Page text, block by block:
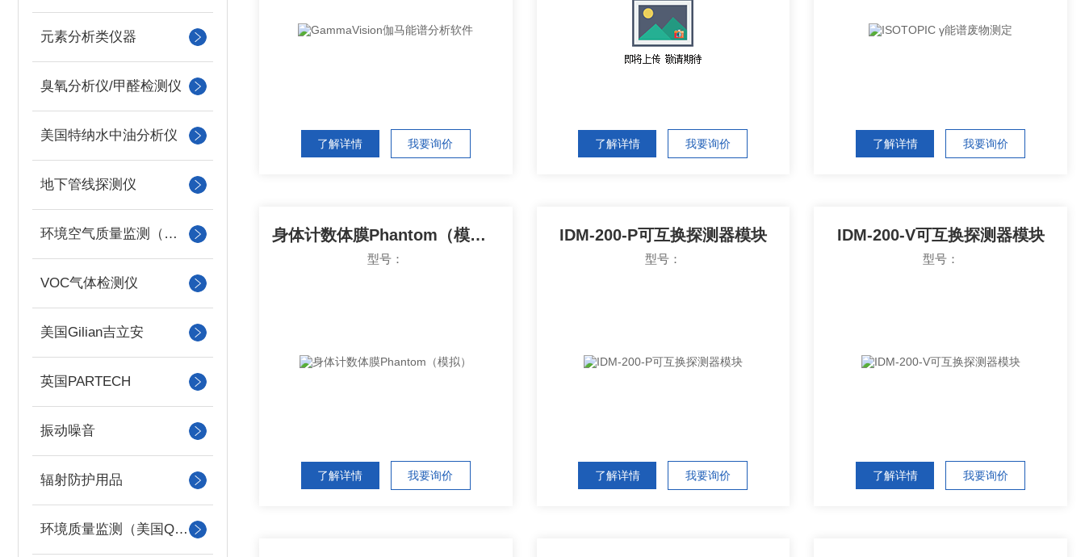
元素分析类仪器
臭氧分析仪/甲醛检测仪
美国特纳水中油分析仪
地下管线探测仪
环境空气质量监测（美国Met one）
VOC气体检测仪
美国Gilian吉立安
英国PARTECH
振动噪音
辐射防护用品
环境质量监测（美国QUEST）
了解详情 我要询价 了解详情 我要询价 了解详情 我要询价
身体计数体膜Phantom（模拟）
型号：
了解详情 我要询价
IDM-200-P可互换探测器模块
型号：
了解详情 我要询价
IDM-200-V可互换探测器模块
型号：
了解详情 我要询价